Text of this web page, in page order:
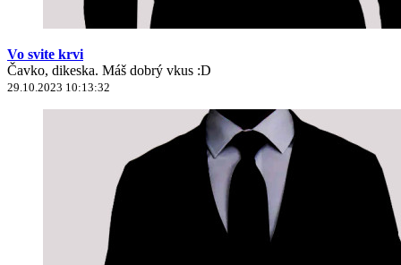
Vo svite krvi
Čavko, dikeska. Máš dobrý vkus :D
29.10.2023 10:13:32